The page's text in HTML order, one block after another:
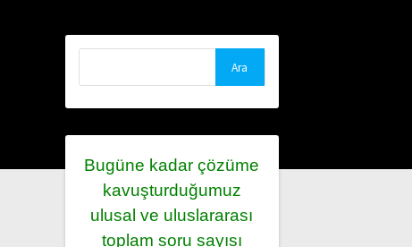
Bugüne kadar çözüme
kavuşturduğumuz
ulusal ve uluslararası
toplam soru sayısı